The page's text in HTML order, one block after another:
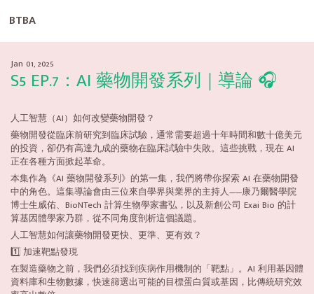
BTBA
Jan 01, 2025
S5 EP.7：AI 藥物開發系列｜導論 🎧
人工智慧（AI）如何改變藥物開發？
藥物開發從臨床前研究到臨床試驗，通常需要超過十年時間和數十億美元
的投資，卻仍有高達九成的藥物在臨床試驗中失敗。這些挑戰，現在 AI
正在各種方面掀起革命。
本集作為《AI 藥物開發系列》的第一集，我們將帶你探索 AI 在藥物開發
中的角色。這集導論會由三位來自學界與業界的主持人——康乃爾醫學院
博士生威佑、BioNTech 計算生物學家書弘，以及新創公司 Exai Bio 的計
算基因體學家乃群，從不同角度剖析這個議題。
人工智慧如何讓藥物開發更快、更準、更有效？
1️⃣ 加速靶點發現
在製造藥物之前，我們必須找到疾病作用機制的「靶點」。AI 利用基因體
資料庫和生物數據，快速篩選出可能的目標蛋白質或基因，比傳統研究效